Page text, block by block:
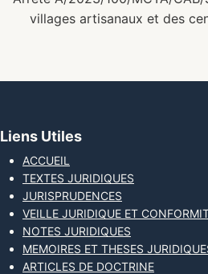
villages artisanaux et des
Liens Utiles
ACCUEIL
TEXTES JURIDIQUES
JURISPRUDENCES
VEILLE JURIDIQUE ET
NOTES JURIDIQUES
MEMOIRES ET THESES
ARTICLES DE DOCTRINE